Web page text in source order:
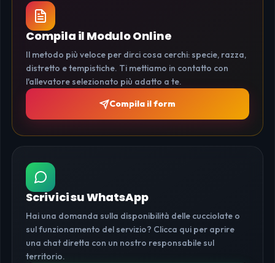
Compila il Modulo Online
Il metodo più veloce per dirci cosa cerchi: specie, razza,
distretto e tempistiche. Ti mettiamo in contatto con
l'allevatore selezionato più adatto a te.
Compila il form
Scrivici su WhatsApp
Hai una domanda sulla disponibilità delle cucciolate o
sul funzionamento del servizio? Clicca qui per aprire
una chat diretta con un nostro responsabile sul
territorio.